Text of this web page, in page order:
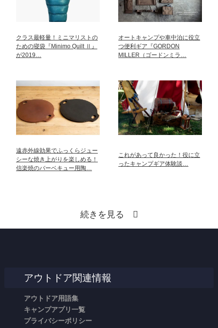
クラス最軽量！ミニマリストの
ための寝袋『Minimo Quilt Ⅱ』
が2019…
オートキャンプや車中泊に役立
つ便利ギア『GORDON
MILLER（ゴードンミラ…
遠赤外線効果でふっくらジュー
シーな焼き上がりを楽しめる！
信楽焼のバーベキュー用陶…
これがあって良かった！役に立
ったキャンプギア体験談…
続きを見る
アウトドア関連情報
アウトドア用語集
キャンプアプリ一覧
プライバシーポリシー